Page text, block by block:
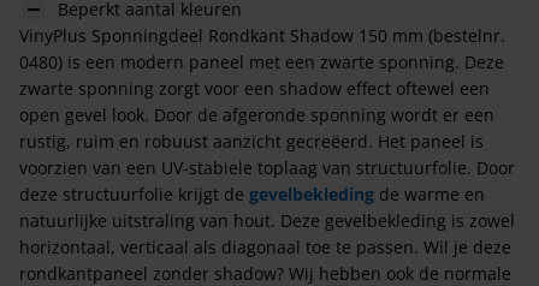
Beperkt aantal kleuren
VinyPlus Sponningdeel Rondkant Shadow 150 mm (bestelnr.
0480) is een modern paneel met een zwarte sponning. Deze
zwarte sponning zorgt voor een shadow effect oftewel een
open gevel look. Door de afgeronde sponning wordt er een
rustig, ruim en robuust aanzicht gecreëerd. Het paneel is
voorzien van een UV-stabiele toplaag van structuurfolie. Door
deze structuurfolie krijgt de gevelbekleding de warme en
natuurlijke uitstraling van hout. Deze gevelbekleding is zowel
horizontaal, verticaal als diagonaal toe te passen. Wil je deze
rondkantpaneel zonder shadow? Wij hebben ook de normale